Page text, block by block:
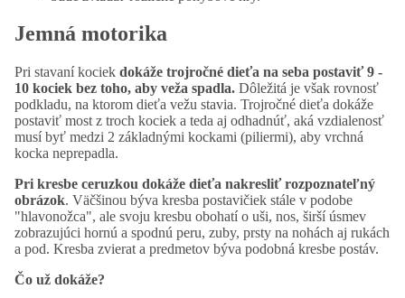
Jemná motorika
Pri stavaní kociek dokáže trojročné dieťa na seba postaviť 9 -
10 kociek bez toho, aby veža spadla. Dôležitá je však rovnosť
podkladu, na ktorom dieťa vežu stavia. Trojročné dieťa dokáže
postaviť most z troch kociek a teda aj odhadnúť, aká vzdialenosť
musí byť medzi 2 základnými kockami (piliermi), aby vrchná
kocka neprepadla.
Pri kresbe ceruzkou dokáže dieťa nakresliť rozpoznateľný
obrázok. Väčšinou býva kresba postavičiek stále v podobe
"hlavonožca", ale svoju kresbu obohatí o uši, nos, širší úsmev
zobrazujúci hornú a spodnú peru, zuby, prsty na nohách aj rukách
a pod. Kresba zvierat a predmetov býva podobná kresbe postáv.
Čo už dokáže?